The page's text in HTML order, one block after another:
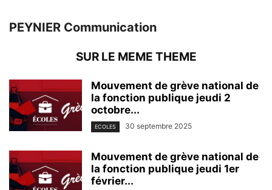
PEYNIER Communication
SUR LE MEME THEME
Mouvement de grève national de
la fonction publique jeudi 2
octobre...
ECOLES 30 septembre 2025
Mouvement de grève national de
la fonction publique jeudi 1er
février...